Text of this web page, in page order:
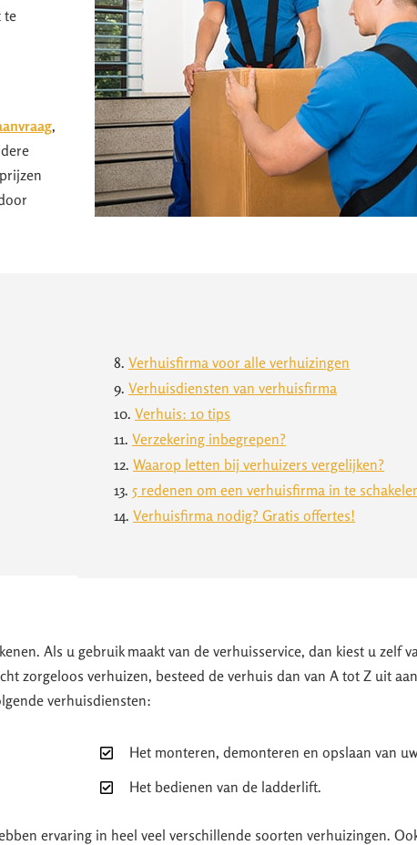
te
,
8. Verhuisfirma voor alle verhuizingen
9. Verhuisdiensten van verhuisfirma
10. Verhuis: 10 tips
11. Verzekering inbegrepen?
12. Waarop letten bij verhuizers vergelijken?
13. 5 redenen om een verhuisfirma in te
14. Verhuisfirma nodig? Gratis offertes!
Als u gebruik maakt van de verhuisservice, dan kiest u zelf
zorgeloos verhuizen, besteed de verhuis dan van A tot Z uit
verhuisdiensten:
Het monteren, demonteren en opslaan van
Het bedienen van de ladderlift.
ervaring in heel veel verschillende soorten verhuizingen.